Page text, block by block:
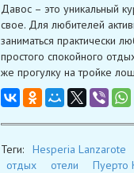
Давос – это уникальный
свое. Для любителей
заниматься практически
простого спокойного
же прогулку на тройке
Теги: Hesperia Lanzarote
отдых
отели Пуерто